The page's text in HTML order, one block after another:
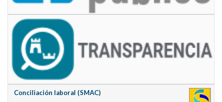
Conciliación laboral (SMAC)